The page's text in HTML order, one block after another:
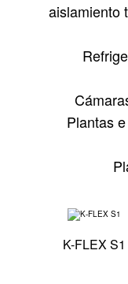
aislamiento
Plantas
K-FLEX S1